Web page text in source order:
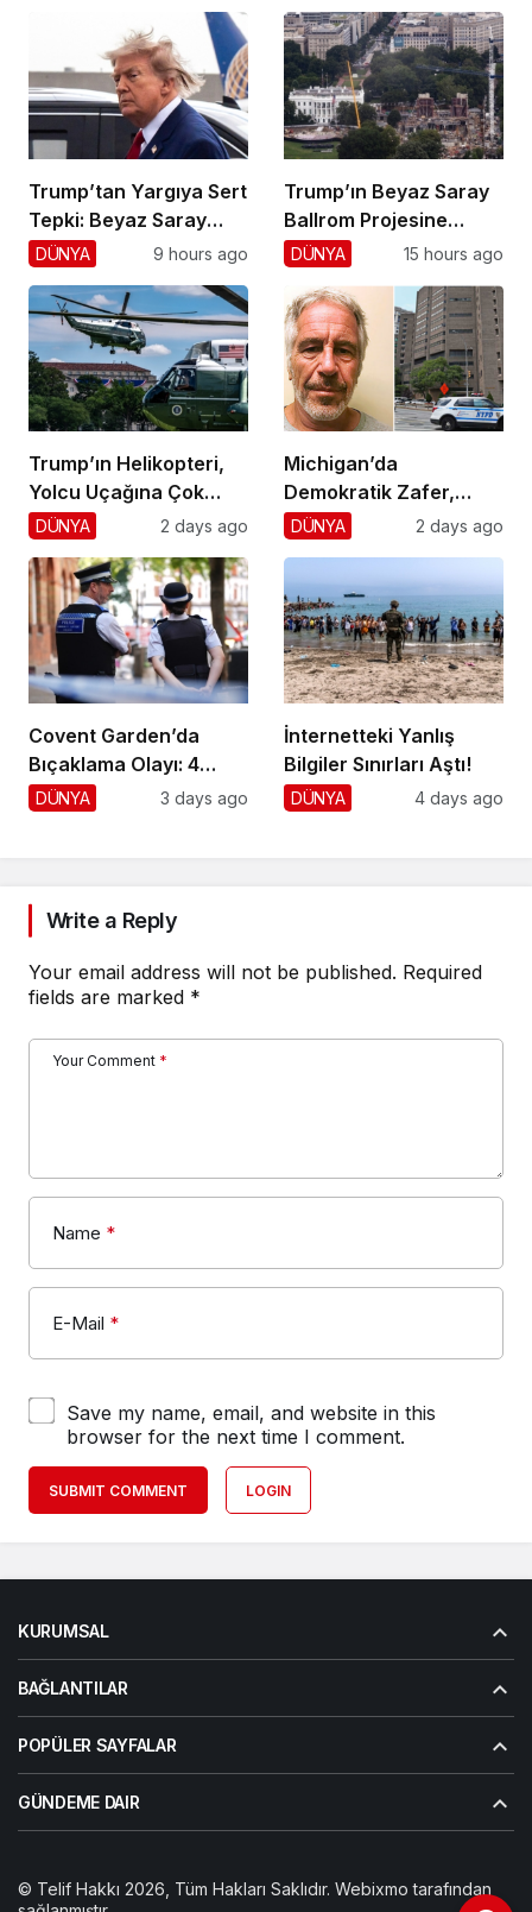
Trump’tan Yargıya Sert
Tepki: Beyaz Saray
Krizi!
DÜNYA 9 hours ago
Trump’ın Beyaz Saray
Ballrom Projesine
Durdurma
DÜNYA 15 hours ago
Trump’ın Helikopteri,
Yolcu Uçağına Çok
Yaklaştı!
DÜNYA 2 days ago
Michigan’da
Demokratik Zafer,
Cumhuriyetçilere
DÜNYA 2 days ago
Covent Garden’da
Bıçaklama Olayı: 4
Yaralı, 1 Gözaltı
DÜNYA 3 days ago
İnternetteki Yanlış
Bilgiler Sınırları Aştı!
DÜNYA 4 days ago
Write a Reply
Your email address will not be published. Required
fields are marked *
Your Comment *
Name *
E-Mail *
Save my name, email, and website in this
browser for the next time I comment.
SUBMIT COMMENT LOGIN
KURUMSAL
BAĞLANTILAR
POPÜLER SAYFALAR
GÜNDEME DAIR
© Telif Hakkı 2026, Tüm Hakları Saklıdır. Webixmo tarafından